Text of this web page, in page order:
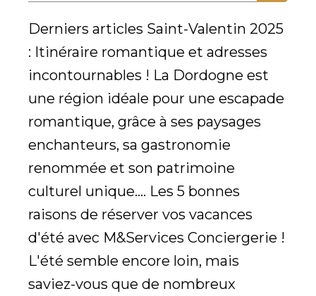
Derniers articles Saint-Valentin 2025
: Itinéraire romantique et adresses
incontournables ! La Dordogne est
une région idéale pour une escapade
romantique, grâce à ses paysages
enchanteurs, sa gastronomie
renommée et son patrimoine
culturel unique.... Les 5 bonnes
raisons de réserver vos vacances
d'été avec M&Services Conciergerie !
L'été semble encore loin, mais
saviez-vous que de nombreux